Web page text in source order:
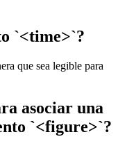
`<time>`?
que sea legible para
asociar una
`<figure>`?